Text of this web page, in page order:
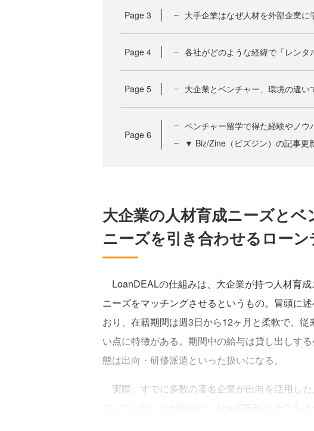
Page 3 大手企業はなぜ人材を外部企業に
Page 4 各社がどのような経緯で「レンタ
Page 5 大企業とベンチャー、環境の違い
Page 6
ベンチャー留学で得た経験やノ
▼ Biz/Zine（ビズジン）の記事更
大企業の人材育成ニーズと
ニーズを引き合わせるロー
LoanDEALの仕組みは、大企業が持つ人材育
ニーズをマッチングさせるというもの。冒頭に
おり、在籍期間は週3日から12ヶ月と柔軟で、
い点に特徴がある。期間中の給与は貸し出しす
態は出向・研修派遣といった扱いになる。
実際、すでに多数の著名企業が出向を活用し